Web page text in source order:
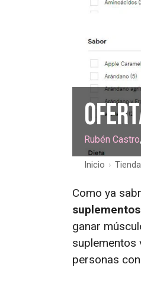
Rubén Castro
Inicio ›
Como ya
suplementos
ganar
suplementos
personas